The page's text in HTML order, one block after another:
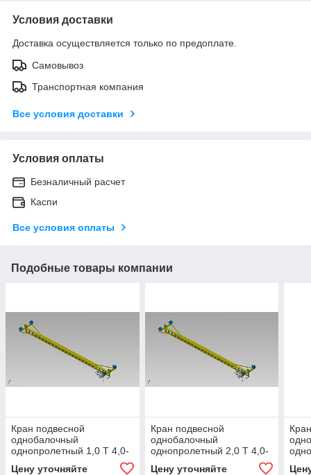
Условия доставки
Доставка осуществляется только по предоплате.
Самовывоз
Транспортная компания
Все условия доставки
Условия оплаты
Безналичный расчет
Каспи
Все условия оплаты
Подобные товары компании
Кран подвесной
однобалочный
однопролетный 1,0 Т 4,0-
Цену уточняйте
Кран подвесной
однобалочный
однопролетный 2,0 Т 4,0-
Цену уточняйте